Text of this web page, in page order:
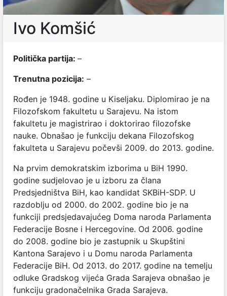
Ivo Komšić
Politička partija: –
Trenutna pozicija: –
Rođen je 1948. godine u Kiseljaku. Diplomirao je na
Filozofskom fakultetu u Sarajevu. Na istom
fakultetu je magistrirao i doktorirao filozofske
nauke. Obnašao je funkciju dekana Filozofskog
fakulteta u Sarajevu počevši 2009. do 2013. godine.
Na prvim demokratskim izborima u BiH 1990.
godine sudjelovao je u izboru za člana
Predsjedništva BiH, kao kandidat SKBiH-SDP. U
razdoblju od 2000. do 2002. godine bio je na
funkciji predsjedavajućeg Doma naroda Parlamenta
Federacije Bosne i Hercegovine. Od 2006. godine
do 2008. godine bio je zastupnik u Skupštini
Kantona Sarajevo i u Domu naroda Parlamenta
Federacije BiH. Od 2013. do 2017. godine na temelju
odluke Gradskog vijeća Grada Sarajeva obnašao je
funkciju gradonačelnika Grada Sarajeva.